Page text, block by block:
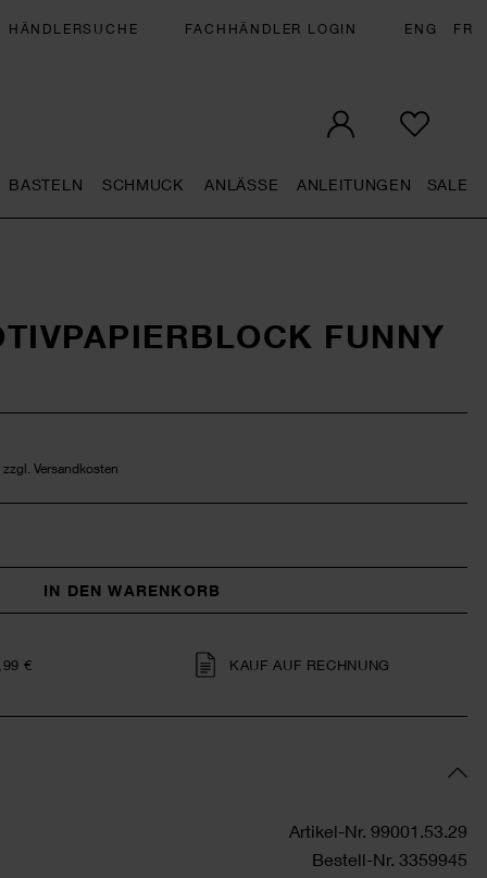
HÄNDLERSUCHE FACHHÄNDLER LOGIN ENG FR
BASTELN SCHMUCK ANLÄSSE ANLEITUNGEN SALE
FUNNY
Versandkosten
IN DEN WARENKORB
€ KAUF AUF RECHNUNG
Artikel-Nr. 99001.53.29
Bestell-Nr. 3359945